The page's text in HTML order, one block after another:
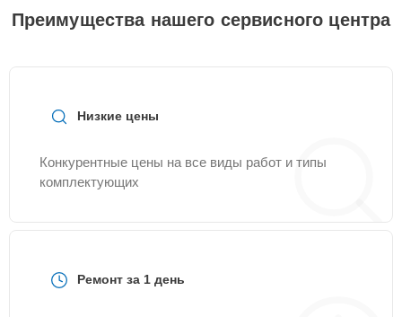
Преимущества нашего сервисного центра
Низкие цены
Конкурентные цены на все виды работ и типы
комплектующих
Ремонт за 1 день